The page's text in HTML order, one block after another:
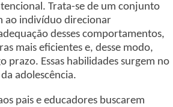
Trata-se de um conjunto
ao indivíduo direcionar
desses comportamentos,
mais eficientes e, desse modo,
prazo. Essas habilidades surgem no
adolescência.
pais e educadores buscarem